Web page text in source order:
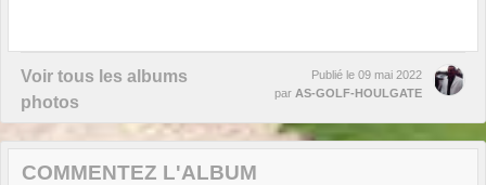
Voir tous les albums
photos
Publié le 09 mai 2022
par AS-GOLF-HOULGATE
COMMENTEZ L'ALBUM